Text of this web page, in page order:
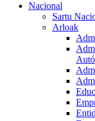
Nacional
Sartu
Arloak